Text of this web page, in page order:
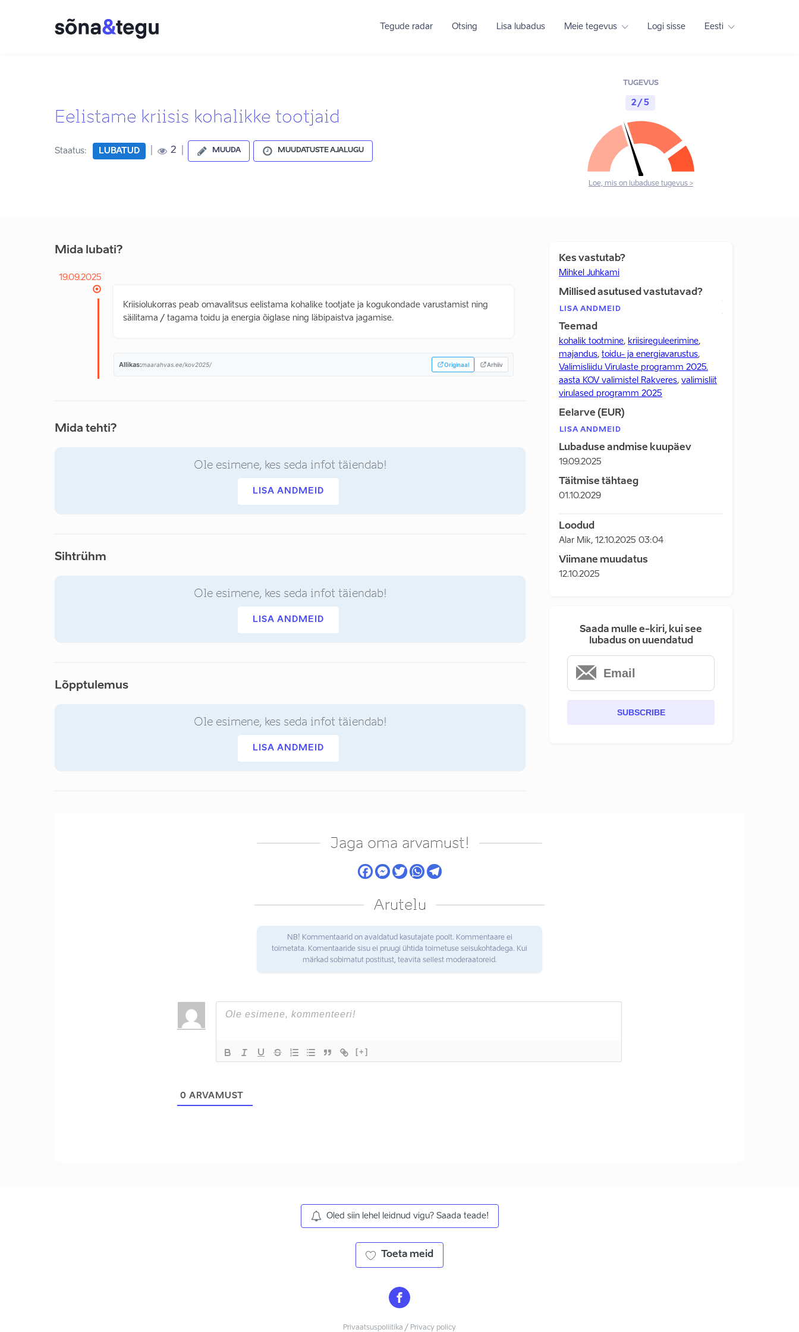
Tegude radar Otsing Lisa lubadus Meie tegevus Logi sisse Eesti
Eelistame kriisis kohalikke tootjaid
Staatus: LUBATUD 2 MUUDA MUUDATUSTE AJALUGU
TUGEVUS
2 / 5
Loe, mis on lubaduse tugevus >
Mida lubati?
19.09.2025
Kriisiolukorras peab omavalitsus eelistama kohalike tootjate ja kogukondade varustamist ning
säilitama / tagama toidu ja energia õiglase ning läbipaistva jagamise.
Allikas:maarahvas.ee/kov2025/ Originaal Arhiiv
Mida tehti?
Ole esimene, kes seda infot täiendab!
LISA ANDMEID
Sihtrühm
Ole esimene, kes seda infot täiendab!
LISA ANDMEID
Lõpptulemus
Ole esimene, kes seda infot täiendab!
LISA ANDMEID
Kes vastutab?
Mihkel Juhkami
Millised asutused vastutavad?
LISA ANDMEID
Teemad
kohalik tootmine, kriisireguleerimine,
majandus, toidu- ja energiavarustus,
Valimisliidu Virulaste programm 2025.
aasta KOV valimistel Rakveres, valimisliit
virulased programm 2025
Eelarve (EUR)
LISA ANDMEID
Lubaduse andmise kuupäev
19.09.2025
Täitmise tähtaeg
01.10.2029
Loodud
Alar Mik, 12.10.2025 03:04
Viimane muudatus
12.10.2025
Saada mulle e-kiri, kui see
lubadus on uuendatud
SUBSCRIBE
Jaga oma arvamust!
Arutelu
NB! Kommentaarid on avaldatud kasutajate poolt. Kommentaare ei
toimetata. Komentaaride sisu ei pruugi ühtida toimetuse seisukohtadega. Kui
märkad sobimatut postitust, teavita sellest moderaatoreid.
[+]
0 ARVAMUST
Oled siin lehel leidnud vigu? Saada teade!
Toeta meid
Privaatsuspoliitika / Privacy policy